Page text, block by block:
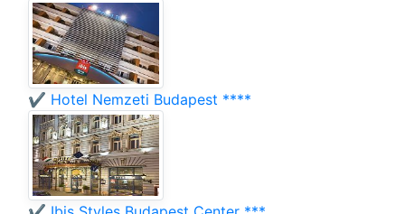
✔️ Hotel Nemzeti Budapest ****